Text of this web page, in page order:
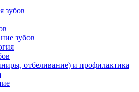
зубов
зубов
отбеливание) и профилактика